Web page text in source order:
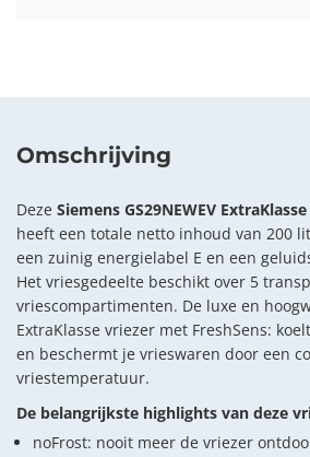
Omschrijving
Deze Siemens GS29NEWEV ExtraKlasse
heeft een totale netto inhoud van 200
een zuinig energielabel E en een
Het vriesgedeelte beschikt over 5
vriescompartimenten. De luxe en
ExtraKlasse vriezer met FreshSens:
en beschermt je vrieswaren door een
vriestemperatuur.
De belangrijkste highlights van deze
noFrost: nooit meer de vriezer